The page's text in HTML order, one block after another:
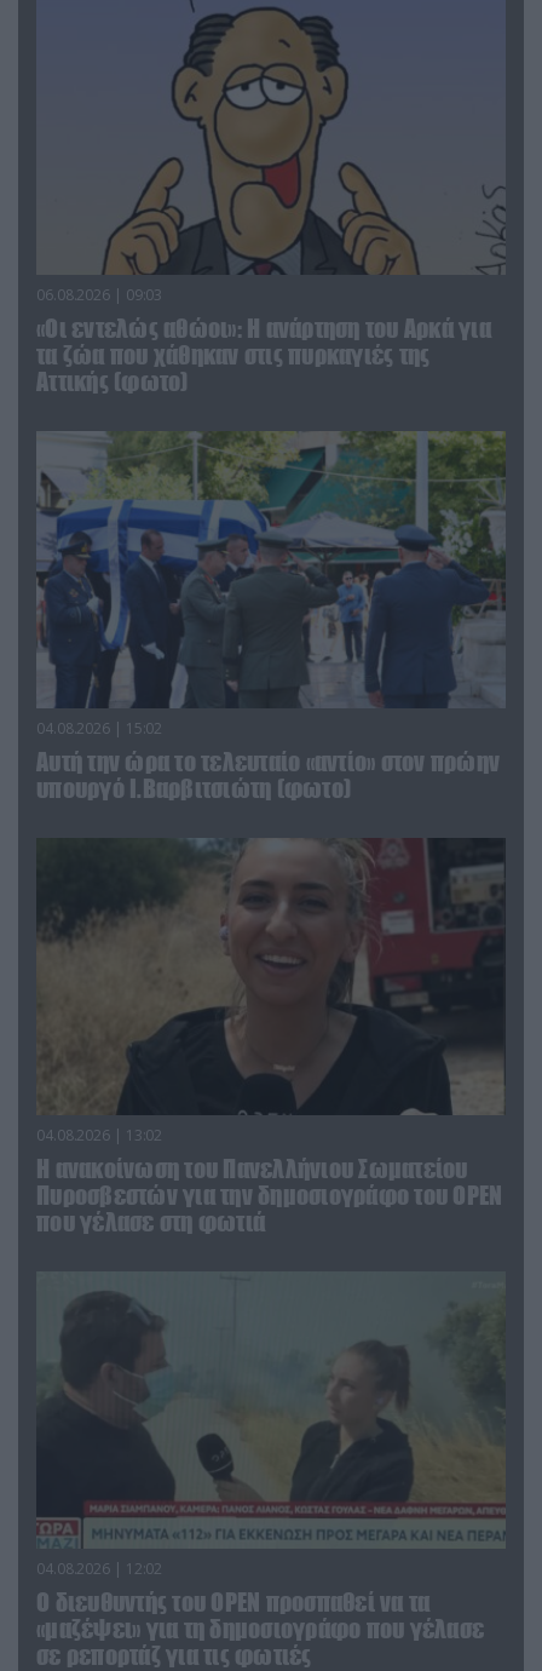
06.08.2026 | 09:03
«Οι εντελώς αθώοι»: Η ανάρτηση του Αρκά για
τα ζώα που χάθηκαν στις πυρκαγιές της
Αττικής (φωτο)
04.08.2026 | 15:02
Αυτή την ώρα το τελευταίο «αντίο» στον πρώην
υπουργό Ι.Βαρβιτσιώτη (φωτο)
04.08.2026 | 13:02
Η ανακοίνωση του Πανελλήνιου Σωματείου
Πυροσβεστών για την δημοσιογράφο του OPEN
που γέλασε στη φωτιά
04.08.2026 | 12:02
O διευθυντής του OPEN προσπαθεί να τα
«μαζέψει» για τη δημοσιογράφο που γέλασε
σε ρεπορτάζ για τις φωτιές